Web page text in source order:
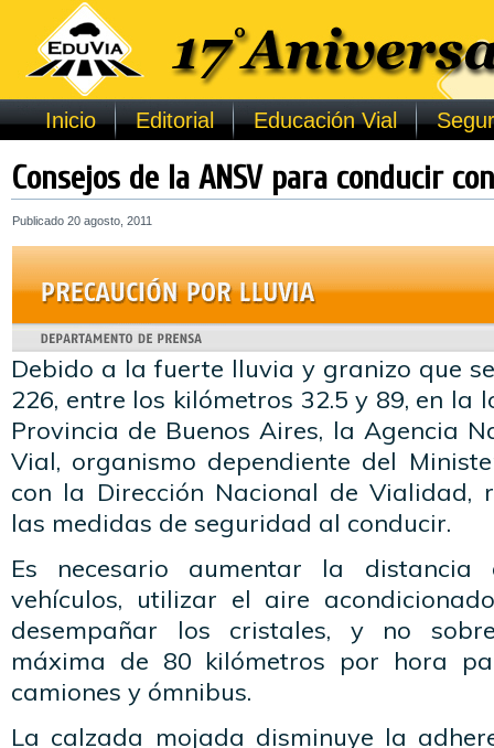
Inicio Editorial Educación Vial
Consejos de la ANSV para conducir
Publicado 20 agosto, 2011
Debido a la fuerte lluvia y granizo que
226, entre los kilómetros 32.5 y 89, en la
Provincia de Buenos Aires, la Agencia
Vial, organismo dependiente del
con la Dirección Nacional de Vialidad,
las medidas de seguridad al conducir.
Es necesario aumentar la distancia
vehículos, utilizar el aire
desempañar los cristales, y no
máxima de 80 kilómetros por hora
camiones y ómnibus.
La calzada mojada disminuye la